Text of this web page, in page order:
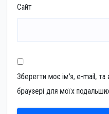
Сайт
Зберегти моє ім'я, e-mail,
браузері для моїх